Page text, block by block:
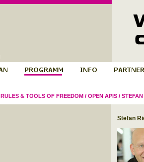
RULES & TOOLS OF FREEDOM/ OPEN APIS/
Stefan